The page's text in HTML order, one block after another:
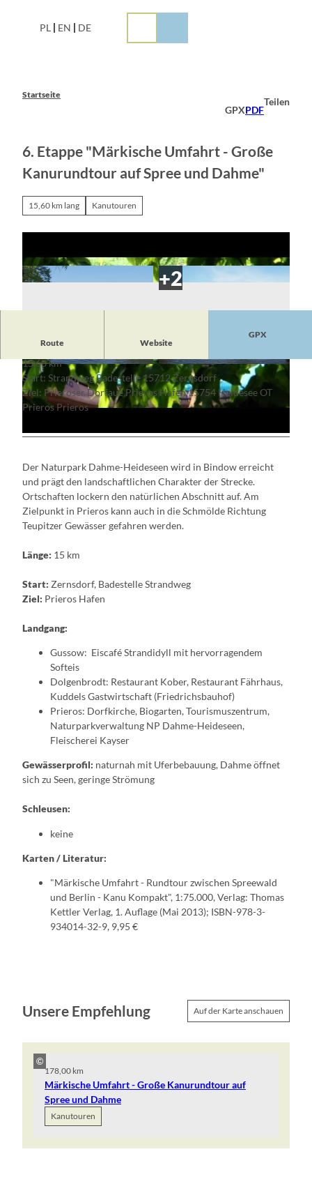
PL EN DE
Startseite
GPXPDF
Teilen
6. Etappe "Märkische Umfahrt - Große
Kanurundtour auf Spree und Dahme"
15,60 km lang Kanutouren
V
i
d
e
o
b
p
i
e
l
© Petra Förster, Lizenz: Tourismusverband Dah
me-Seenland e.V. |CC-BY-NC-SA
© Petra Förster, Lizenz: Tourismusverband Dah
me-Seenland e.V. |CC-BY-NC-SA
Route Website
GPX
15,60 km
Start: Strandweg Badestelle 15712 Zernsdorf
Ziel: Prieroser Dorfaue Prieros Hafen 15754 Heidesee OT
Prieros Prieros
Der Naturpark Dahme-Heideseen wird in Bindow erreicht
und prägt den landschaftlichen Charakter der Strecke.
Ortschaften lockern den natürlichen Abschnitt auf. Am
Zielpunkt in Prieros kann auch in die Schmölde Richtung
Teupitzer Gewässer gefahren werden.
Länge: 15 km
Start: Zernsdorf, Badestelle Strandweg
Ziel: Prieros Hafen
Landgang:
Gussow: Eiscafé Strandidyll mit hervorragendem
Softeis
Dolgenbrodt: Restaurant Kober, Restaurant Fährhaus,
Kuddels Gastwirtschaft (Friedrichsbauhof)
Prieros: Dorfkirche, Biogarten, Tourismuszentrum,
Naturparkverwaltung NP Dahme-Heideseen,
Fleischerei Kayser
Gewässerprofil: naturnah mit Uferbebauung, Dahme öffnet
sich zu Seen, geringe Strömung
Schleusen:
keine
Karten / Literatur:
"Märkische Umfahrt - Rundtour zwischen Spreewald
und Berlin - Kanu Kompakt", 1:75.000, Verlag: Thomas
Kettler Verlag, 1. Auflage (Mai 2013); ISBN-978-3-
934014-32-9, 9,95 €
Unsere Empfehlung Auf der Karte anschauen
©
178,00 km
Märkische Umfahrt - Große Kanurundtour auf
Spree und Dahme
Kanutouren